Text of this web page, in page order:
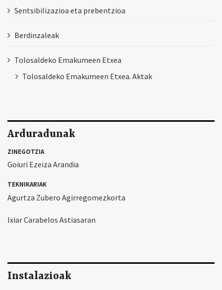
Sentsibilizazioa eta prebentzioa
Berdinzaleak
Tolosaldeko Emakumeen Etxea
Tolosaldeko Emakumeen Etxea. Aktak
Arduradunak
ZINEGOTZIA
Goiuri Ezeiza Arandia
TEKNIKARIAK
Agurtza Zubero Agirregomezkorta
Ixiar Carabelos Astiasaran
Instalazioak